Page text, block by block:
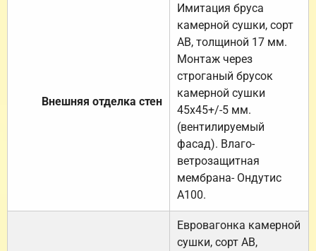
Внешняя отделка стен
Имитация бруса
камерной сушки, сорт
АВ, толщиной 17 мм.
Монтаж через
строганый брусок
камерной сушки
45х45+/-5 мм.
(вентилируемый
фасад). Влаго-
ветрозащитная
мембрана- Ондутис
А100.
Евровагонка камерной
сушки, сорт АВ,